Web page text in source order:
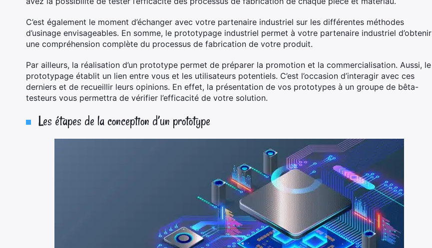
C’est également le moment d’échanger avec votre partenaire industriel sur les différentes méthodes
d’usinage envisageables. En somme, le prototypage industriel permet à votre partenaire industriel d’obtenir
une compréhension complète du processus de fabrication de votre produit.
Par ailleurs, la réalisation d’un prototype permet de préparer la promotion et la commercialisation. Aussi, le
prototypage établit un lien entre vous et les utilisateurs potentiels. C’est l’occasion d’interagir avec ces
derniers et de recueillir leurs opinions. En effet, la présentation de vos prototypes à un groupe de bêta-
testeurs vous permettra de vérifier l’efficacité de votre solution.
Les étapes de la conception d’un prototype